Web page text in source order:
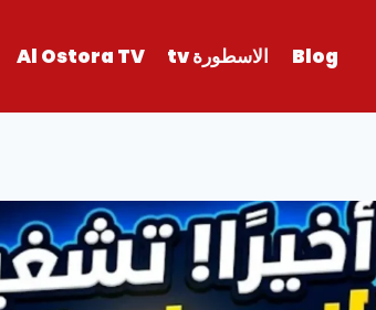
Blog الاسطورة tv Al Ostora TV